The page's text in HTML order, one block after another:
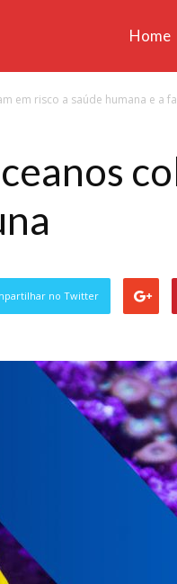
Unisanta
Home
em risco a saúde humana e a
no Twitter